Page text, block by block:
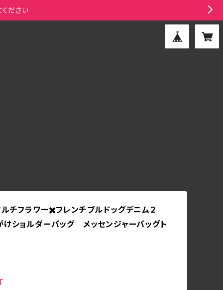
ださい
ルチフラワー✖️フレンチブルドッグデニム２
ショルダーバッグ メッセンジャーバッグト